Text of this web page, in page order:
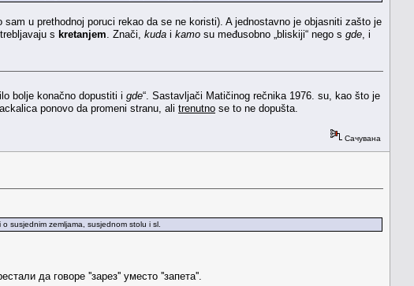
sam u prethodnoj poruci rekao da se ne koristi). A jednostavno je objasniti zašto je
s kretanjem . Znači, kuda i kamo su međusobno „bliskiji“ nego s gde , i
bolje konačno dopustiti i gde“. Sastavljači Matičinog rečnika 1976. su, kao što je
ponovo da promeni stranu, ali trenutno se to ne dopušta.
Сачувана
susjednim zemljama, susjednom stolu i sl.
да говоре ''зарез'' уместо ''запета''.